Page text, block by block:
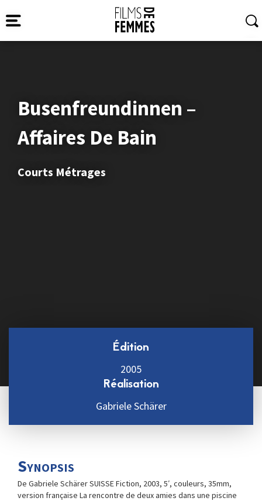
Busenfreundinnen –
Affaires De Bain
Courts Métrages
Édition
2005
Réalisation
Gabriele Schärer
Synopsis
De Gabriele Schärer SUISSE Fiction, 2003, 5′, couleurs, 35mm,
version française La rencontre de deux amies dans une piscine